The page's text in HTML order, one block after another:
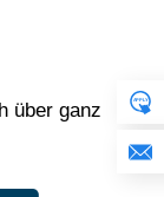
über ganz